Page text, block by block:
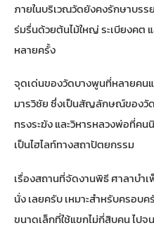
ภายในบริเวณวัดยังคงรักษาบรร
ร่มรื่นด้วยต้นไม้ใหญ่ ระเบียงคต
หลายครั้ง
จุดเด่นของวัดบางพูนที่หลายคนแ
มารวิชัย ซึ่งเป็นสัญลักษณ์ของ
ทรงระฆัง และวิหารหลวงพ่อที่ค
เป็นไฮไลท์ทางสถาปัตยกรรม
เรื่องสถานที่จัดงานพิธี ศาลาบ
นั่ง เลยครับ เหมาะสำหรับครอบ
ขนาดเล็กที่ใช้แขกไม่กี่สิบคน ไ